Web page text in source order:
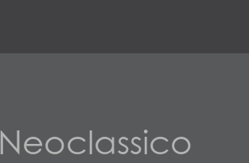
Neoclassico